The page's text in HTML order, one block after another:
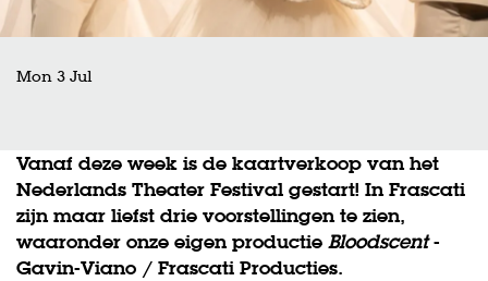
Mon 3 Jul
Vanaf deze week is de kaartverkoop van het
Nederlands Theater Festival gestart! In Frascati
zijn maar liefst drie voorstellingen te zien,
waaronder onze eigen productie Bloodscent-
Gavin-Viano / Frascati Producties.